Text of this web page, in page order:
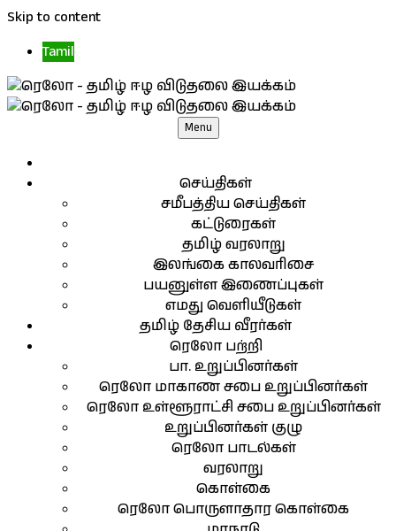
Skip to content
Tamil
Menu
செய்திகள்
சமீபத்திய செய்திகள்
கட்டுரைகள்
தமிழ் வரலாறு
இலங்கை காலவரிசை
பயனுள்ள இணைப்புகள்
எமது வெளியீடுகள்
தமிழ் தேசிய வீரர்கள்
ரெலோ பற்றி
பா. உறுப்பினர்கள்
ரெலோ மாகாண சபை உறுப்பினர்கள்
ரெலோ உள்ளூராட்சி சபை உறுப்பினர்கள்
உறுப்பினர்கள் குழு
ரெலோ பாடல்கள்
வரலாறு
கொள்கை
ரெலோ பொருளாதார கொள்கை